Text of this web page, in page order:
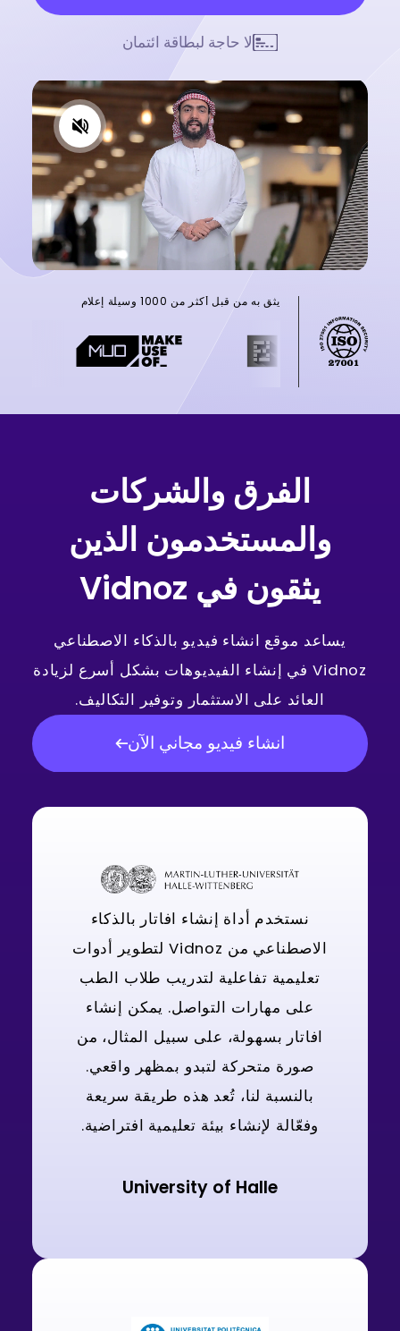
لا حاجة لبطاقة ائتمان
يثق به من قبل أكثر من 1000 وسيلة إعلام
الفرق والشركات
والمستخدمون الذين
يثقون في Vidnoz
يساعد موقع انشاء فيديو بالذكاء الاصطناعي
Vidnoz في إنشاء الفيديوهات بشكل أسرع لزيادة
العائد على الاستثمار وتوفير التكاليف.
انشاء فيديو مجاني الآن
نستخدم أداة إنشاء افاتار بالذكاء
الاصطناعي من Vidnoz لتطوير أدوات
تعليمية تفاعلية لتدريب طلاب الطب
على مهارات التواصل. يمكن إنشاء
افاتار بسهولة، على سبيل المثال، من
صورة متحركة لتبدو بمظهر واقعي.
بالنسبة لنا، تُعد هذه طريقة سريعة
وفعّالة لإنشاء بيئة تعليمية افتراضية.
University of Halle